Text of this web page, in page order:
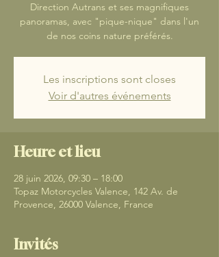
Direction Autrans et ses magnifiques
panoramas, avec "pique-nique" dans l'un
de nos coins nature préférés.
Les inscriptions sont closes
Voir d'autres événements
Heure et lieu
28 juin 2026, 09:30 – 18:00
Topaz Motorcycles Valence, 142 Av. de
Provence, 26000 Valence, France
Invités